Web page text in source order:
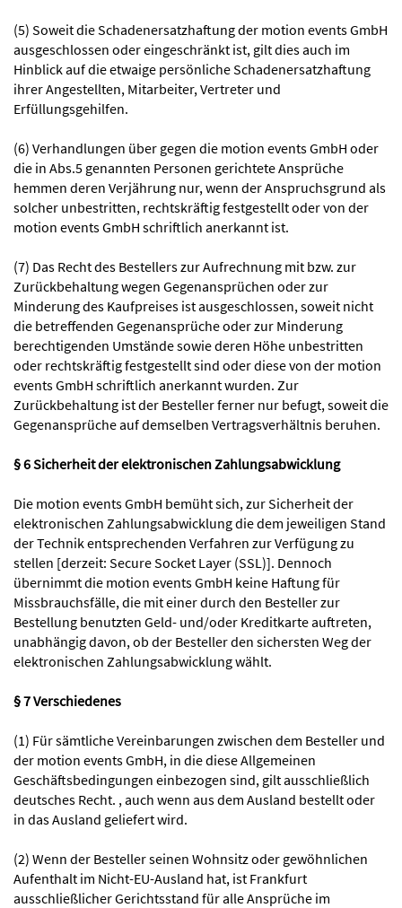
(5) Soweit die Schadenersatzhaftung der motion events GmbH
ausgeschlossen oder eingeschränkt ist, gilt dies auch im
Hinblick auf die etwaige persönliche Schadenersatzhaftung
ihrer Angestellten, Mitarbeiter, Vertreter und
Erfüllungsgehilfen.
(6) Verhandlungen über gegen die motion events GmbH oder
die in Abs.5 genannten Personen gerichtete Ansprüche
hemmen deren Verjährung nur, wenn der Anspruchsgrund als
solcher unbestritten, rechtskräftig festgestellt oder von der
motion events GmbH schriftlich anerkannt ist.
(7) Das Recht des Bestellers zur Aufrechnung mit bzw. zur
Zurückbehaltung wegen Gegenansprüchen oder zur
Minderung des Kaufpreises ist ausgeschlossen, soweit nicht
die betreffenden Gegenansprüche oder zur Minderung
berechtigenden Umstände sowie deren Höhe unbestritten
oder rechtskräftig festgestellt sind oder diese von der motion
events GmbH schriftlich anerkannt wurden. Zur
Zurückbehaltung ist der Besteller ferner nur befugt, soweit die
Gegenansprüche auf demselben Vertragsverhältnis beruhen.
§ 6 Sicherheit der elektronischen Zahlungsabwicklung
Die motion events GmbH bemüht sich, zur Sicherheit der
elektronischen Zahlungsabwicklung die dem jeweiligen Stand
der Technik entsprechenden Verfahren zur Verfügung zu
stellen [derzeit: Secure Socket Layer (SSL)]. Dennoch
übernimmt die motion events GmbH keine Haftung für
Missbrauchsfälle, die mit einer durch den Besteller zur
Bestellung benutzten Geld- und/oder Kreditkarte auftreten,
unabhängig davon, ob der Besteller den sichersten Weg der
elektronischen Zahlungsabwicklung wählt.
§ 7 Verschiedenes
(1) Für sämtliche Vereinbarungen zwischen dem Besteller und
der motion events GmbH, in die diese Allgemeinen
Geschäftsbedingungen einbezogen sind, gilt ausschließlich
deutsches Recht. , auch wenn aus dem Ausland bestellt oder
in das Ausland geliefert wird.
(2) Wenn der Besteller seinen Wohnsitz oder gewöhnlichen
Aufenthalt im Nicht-EU-Ausland hat, ist Frankfurt
ausschließlicher Gerichtsstand für alle Ansprüche im